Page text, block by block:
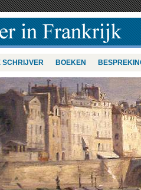
SCHRIJVER BOEKEN